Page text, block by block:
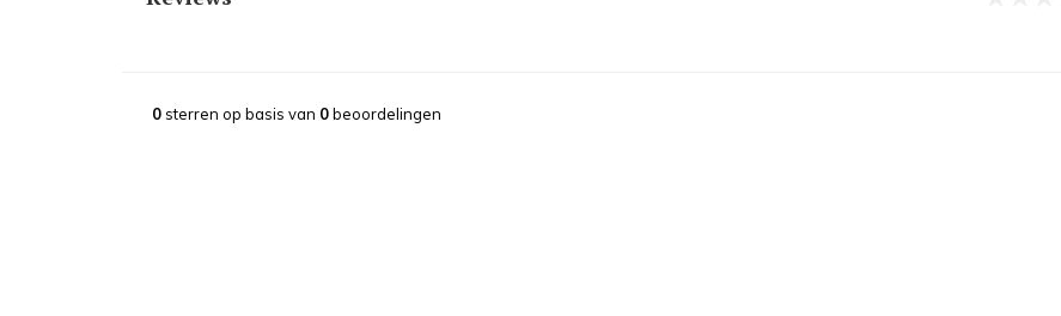
0sterren op basis van 0beoordelingen